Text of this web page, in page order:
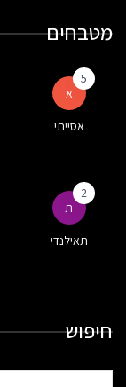
מטבחים
א
5
אסייתי
ת
2
תאילנדי
חיפוש